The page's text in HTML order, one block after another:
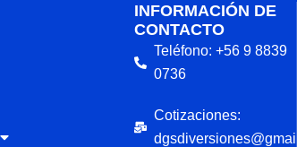
INFORMACIÓN DE
CONTACTO
Teléfono: +56 9 8839
0736
Cotizaciones: